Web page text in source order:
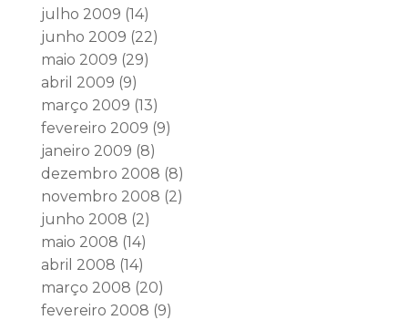
julho 2009 (14)
junho 2009 (22)
maio 2009 (29)
abril 2009 (9)
março 2009 (13)
fevereiro 2009 (9)
janeiro 2009 (8)
dezembro 2008 (8)
novembro 2008 (2)
junho 2008 (2)
maio 2008 (14)
abril 2008 (14)
março 2008 (20)
fevereiro 2008 (9)